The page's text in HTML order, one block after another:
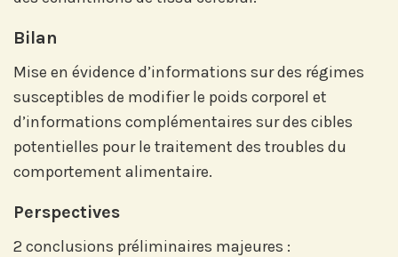
Bilan
Mise en évidence d’informations sur des régimes
susceptibles de modifier le poids corporel et
d’informations complémentaires sur des cibles
potentielles pour le traitement des troubles du
comportement alimentaire.
Perspectives
2 conclusions préliminaires majeures :
Abonnez-vous sur LinkedIn
Si vous préférez suivre notre actu par
mail, recevez nos newsletters en
fonction de vos centres d'intérêt :